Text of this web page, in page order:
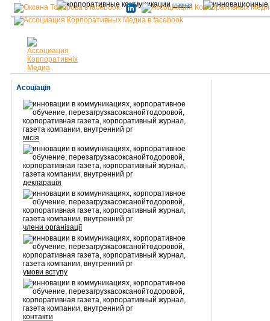
главная
Асоціація
місія
декларація
члени організації
умови вступу
контакти